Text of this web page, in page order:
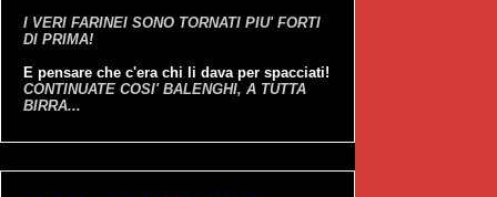
I VERI FARINEI SONO TORNATI PIU' FORTI
DI PRIMA!
E pensare che c'era chi li dava per spacciati!
CONTINUATE COSI' BALENGHI, A TUTTA
BIRRA...